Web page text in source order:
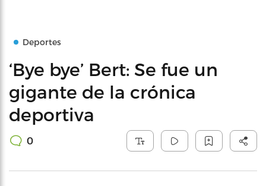
Deportes
‘Bye bye’ Bert: Se fue un
gigante de la crónica
deportiva
0